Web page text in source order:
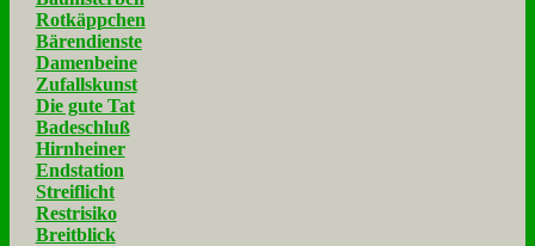
Rotkäppchen
Bärendienste
Damenbeine
Zufallskunst
Die gute Tat
Badeschluß
Hirnheiner
Endstation
Streiflicht
Restrisiko
Breitblick